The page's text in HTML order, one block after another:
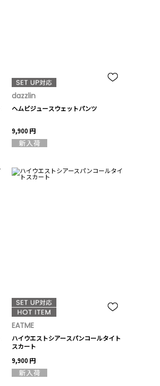
dazzlin
ヘムビジュースウェットパンツ
9,900 円
EATME
ハイウエストシアースパンコールタイト
スカート
9,900 円